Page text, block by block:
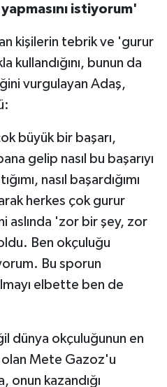
istiyorum'
kişilerin tebrik ve 'gurur
kullandığını, bunun da
vurgulayan Adaş,
büyük bir başarı,
gelip nasıl bu başarıyı
nasıl başardığımı
herkes çok gurur
aslında 'zor bir şey, zor
Ben okçuluğu
Bu sporun
elbette ben de
dünya okçuluğunun en
Mete Gazoz'u
onun kazandığı